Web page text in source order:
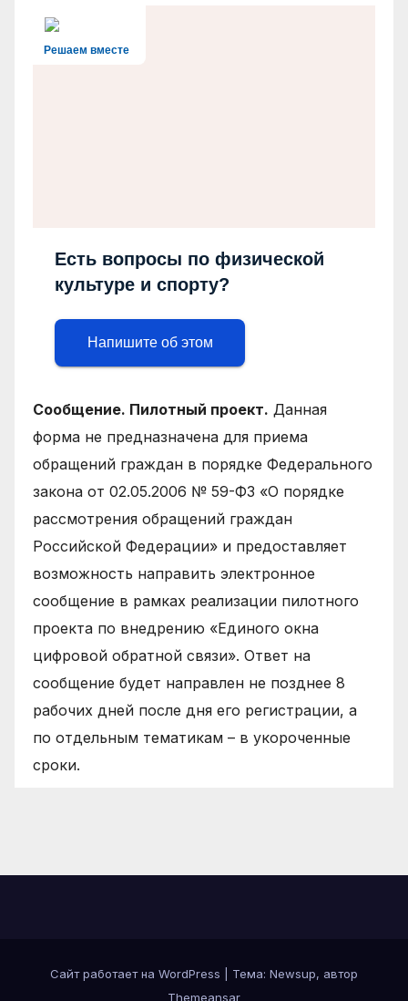
Решаем вместе
Есть вопросы по физической
культуре и спорту?
Напишите об этом
Сообщение. Пилотный проект. Данная
форма не предназначена для приема
обращений граждан в порядке Федерального
закона от 02.05.2006 № 59-ФЗ «О порядке
рассмотрения обращений граждан
Российской Федерации» и предоставляет
возможность направить электронное
сообщение в рамках реализации пилотного
проекта по внедрению «Единого окна
цифровой обратной связи». Ответ на
сообщение будет направлен не позднее 8
рабочих дней после дня его регистрации, а
по отдельным тематикам – в укороченные
сроки.
Сайт работает на WordPress
Тема: Newsup, автор
Themeansar